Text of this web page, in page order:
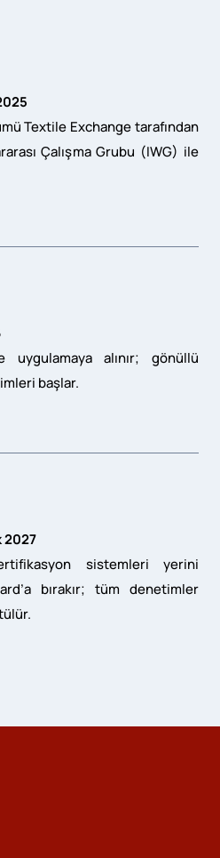
Textile Exchange tarafından
Çalışma Grubu (IWG) ile
alınır; gönüllü
başlar.
2027
sistemleri yerini
bırakır; tüm denetimler